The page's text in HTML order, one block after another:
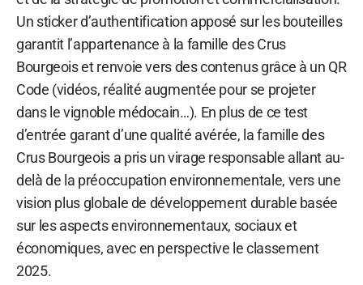
Un sticker d’authentification apposé sur les bouteilles
garantit l’appartenance à la famille des Crus
Bourgeois et renvoie vers des contenus grâce à un QR
Code (vidéos, réalité augmentée pour se projeter
dans le vignoble médocain…). En plus de ce test
d’entrée garant d’une qualité avérée, la famille des
Crus Bourgeois a pris un virage responsable allant au-
delà de la préoccupation environnementale, vers une
vision plus globale de développement durable basée
sur les aspects environnementaux, sociaux et
économiques, avec en perspective le classement
2025.